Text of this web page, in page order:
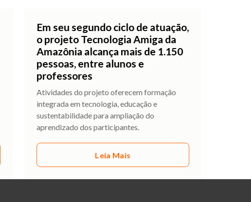
Em seu segundo ciclo de atuação,
o projeto Tecnologia Amiga da
Amazônia alcança mais de 1.150
pessoas, entre alunos e
professores
Atividades do projeto oferecem formação
integrada em tecnologia, educação e
sustentabilidade para ampliação do
aprendizado dos participantes.
Leia Mais